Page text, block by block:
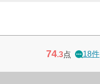
74.3点 18件